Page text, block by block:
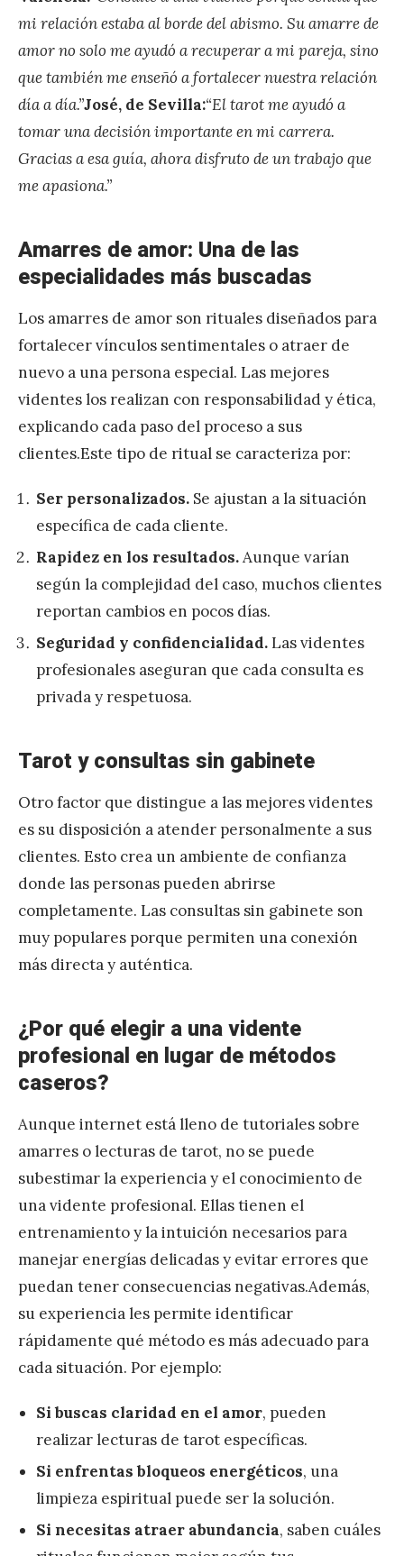
mi relación estaba al borde del abismo. Su amarre de
amor no solo me ayudó a recuperar a mi pareja, sino
que también me enseñó a fortalecer nuestra relación
día a día.”José, de Sevilla:“El tarot me ayudó a
tomar una decisión importante en mi carrera.
Gracias a esa guía, ahora disfruto de un trabajo que
me apasiona.”
Amarres de amor: Una de las
especialidades más buscadas
Los amarres de amor son rituales diseñados para
fortalecer vínculos sentimentales o atraer de
nuevo a una persona especial. Las mejores
videntes los realizan con responsabilidad y ética,
explicando cada paso del proceso a sus
clientes.Este tipo de ritual se caracteriza por:
Ser personalizados. Se ajustan a la situación
específica de cada cliente.
Rapidez en los resultados.Aunque varían
según la complejidad del caso, muchos clientes
reportan cambios en pocos días.
Seguridad y confidencialidad.Las videntes
profesionales aseguran que cada consulta es
privada y respetuosa.
Tarot y consultas sin gabinete
Otro factor que distingue a las mejores videntes
es su disposición a atender personalmente a sus
clientes. Esto crea un ambiente de confianza
donde las personas pueden abrirse
completamente. Las consultas sin gabinete son
muy populares porque permiten una conexión
más directa y auténtica.
¿Por qué elegir a una vidente
profesional en lugar de métodos
caseros?
Aunque internet está lleno de tutoriales sobre
amarres o lecturas de tarot, no se puede
subestimar la experiencia y el conocimiento de
una vidente profesional. Ellas tienen el
entrenamiento y la intuición necesarios para
manejar energías delicadas y evitar errores que
puedan tener consecuencias negativas.Además,
su experiencia les permite identificar
rápidamente qué método es más adecuado para
cada situación. Por ejemplo:
Si buscas claridad en el amor, pueden
realizar lecturas de tarot específicas.
Si enfrentas bloqueos energéticos, una
limpieza espiritual puede ser la solución.
Si necesitas atraer abundancia, saben cuáles